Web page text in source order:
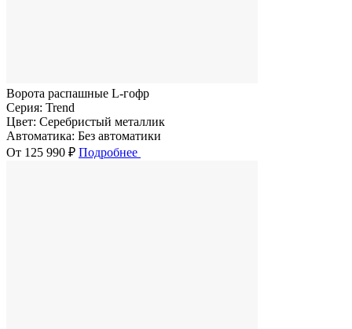
Ворота распашные L-гофр
Серия: Trend
Цвет: Серебристый металлик
Автоматика: Без автоматики
От 125 990 ₽ Подробнее